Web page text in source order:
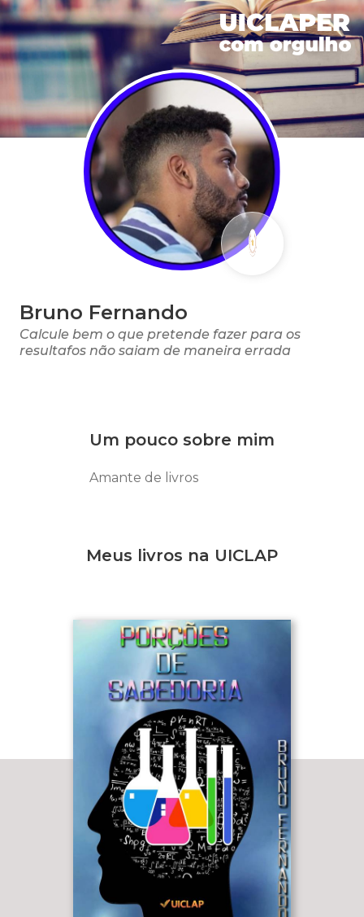
Bruno Fernando
Calcule bem o que pretende fazer para os
resultafos não saiam de maneira errada
Um pouco sobre mim
Amante de livros
Meus livros na UICLAP